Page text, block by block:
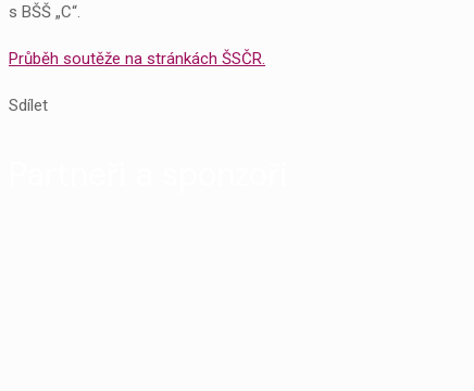
s BŠŠ „C“.
Průběh soutěže na stránkách ŠSČR.
Sdílet